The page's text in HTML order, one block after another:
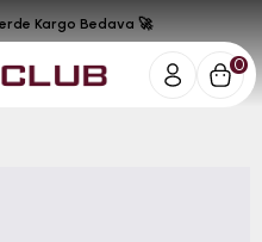
0
Kargo Bedava 🚀